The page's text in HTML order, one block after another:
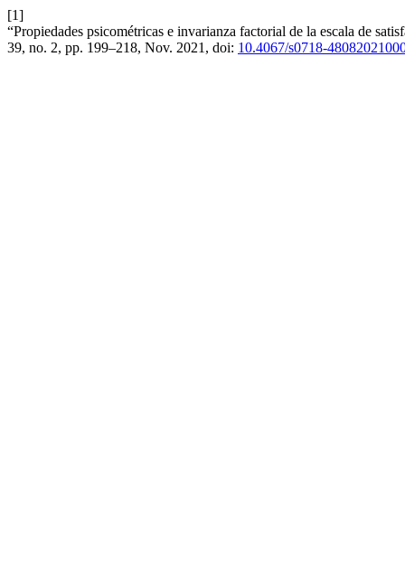
[1]
“Propiedades psicométricas e invarianza factorial de la escala de
39, no. 2, pp. 199–218, Nov. 2021, doi: 10.4067/s0718-